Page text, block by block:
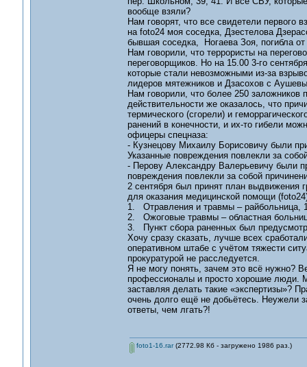
вообще взяли?
Нам говорят, что все свидетели первого
на foto24 моя соседка, Дзестелова
бывшая соседка, Ногаева Зоя, погибла
Нам говорили, что террористы на
переговорщиков. Но на 15.00 3-го
которые стали невозможными из-за
лидеров мятежников и Дзасохов с
Нам говорили, что более 250 заложников
действительности же оказалось, что
термического (сгорели) и
ранений в конечности, и их-то гибели
офицеры спецназа:
- Кузнецову Михаилу Борисовичу были
Указанные повреждения повлекли за
- Перову Александру Валерьевичу были
повреждения повлекли за собой
2 сентября был принят план выдвижения
для оказания медицинской помощи
1. Отравления и травмы – райбольница,
2. Ожоговые травмы – областная
3. Пункт сбора раненных был
Хочу сразу сказать, лучше всех
оперативном штабе с учётом тяжести
прокуратурой не расследуется.
Я не могу понять, зачем это всё нужно?
профессионалы и просто хорошие люди.
заставляя делать такие «экспертизы»?
очень долго ещё не добьётесь. Неужели
ответы, чем лгать?!
foto1-16.rar(2772.98 Кб - загружено 1986 раз.)